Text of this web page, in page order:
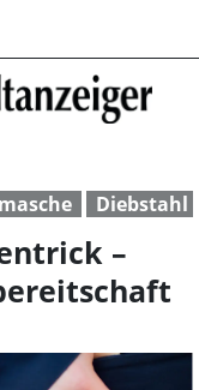
vor
Diebstahl
–